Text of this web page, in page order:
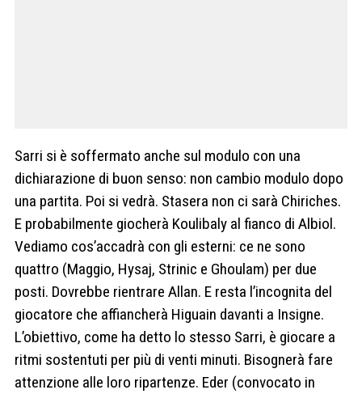
Sarri si è soffermato anche sul modulo con una
dichiarazione di buon senso: non cambio modulo dopo
una partita. Poi si vedrà. Stasera non ci sarà Chiriches.
E probabilmente giocherà Koulibaly al fianco di Albiol.
Vediamo cos’accadrà con gli esterni: ce ne sono
quattro (Maggio, Hysaj, Strinic e Ghoulam) per due
posti. Dovrebbe rientrare Allan. E resta l’incognita del
giocatore che affiancherà Higuain davanti a Insigne.
L’obiettivo, come ha detto lo stesso Sarri, è giocare a
ritmi sostentuti per più di venti minuti. Bisognerà fare
attenzione alle loro ripartenze. Eder (convocato in